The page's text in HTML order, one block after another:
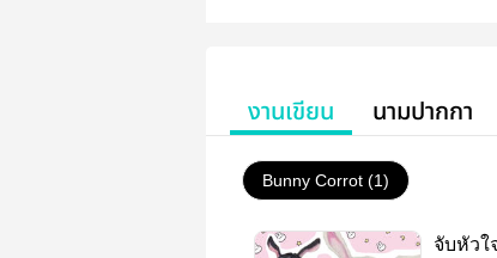
งานเขียน นามปากกา
Bunny Corrot (1)
จับหัวใ